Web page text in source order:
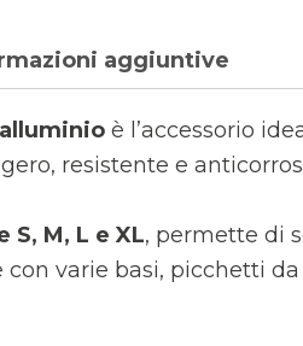
aggiuntive
è l’accessorio
resistente e
M, L e XL, permette di
varie basi, picchetti